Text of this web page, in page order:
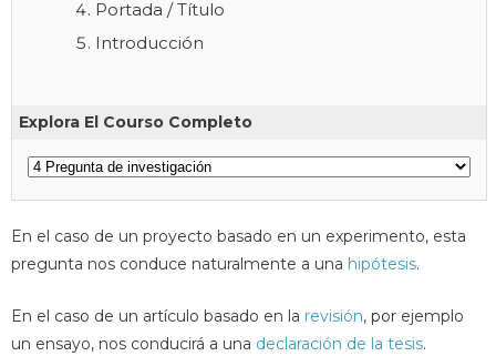
Portada / Título
Introducción
Explora El Courso Completo
En el caso de un proyecto basado en un experimento, esta
pregunta nos conduce naturalmente a una hipótesis.
En el caso de un artículo basado en la revisión, por ejemplo
un ensayo, nos conducirá a una declaración de la tesis.